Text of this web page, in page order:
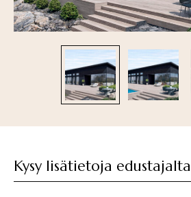
Kysy lisätietoja edustajalta